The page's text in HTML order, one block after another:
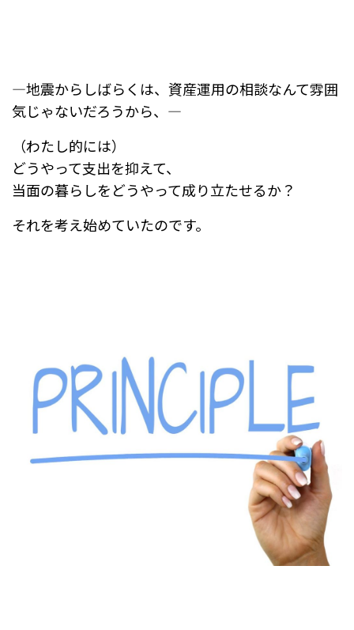
―地震からしばらくは、資産運用の相談なんて雰囲
気じゃないだろうから、―
（わたし的には）
どうやって支出を抑えて、
当面の暮らしをどうやって成り立たせるか？
それを考え始めていたのです。